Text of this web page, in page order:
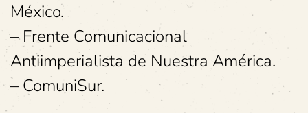
México.
– Frente Comunicacional
Antiimperialista de Nuestra América.
– ComuniSur.